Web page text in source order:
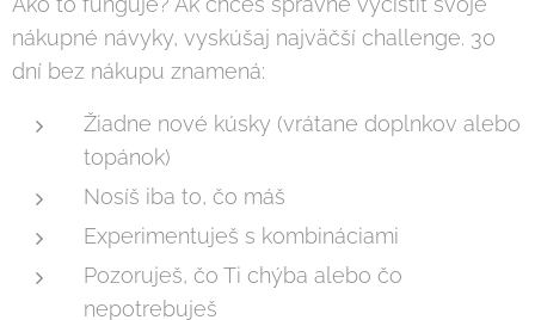
nákupné návyky, vyskúšaj najväčší challenge. 30
dní bez nákupu znamená:
Žiadne nové kúsky (vrátane doplnkov alebo
topánok)
Nosíš iba to, čo máš
Experimentuješ s kombináciami
Pozoruješ, čo Ti chýba alebo čo
nepotrebuješ